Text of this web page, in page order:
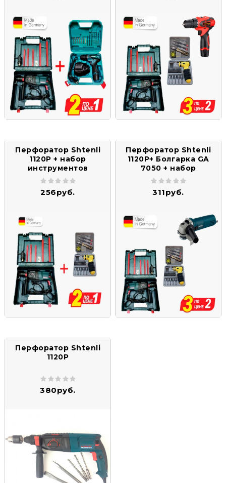
Перфоратор Shtenli
1120P + набор
инструментов
256руб.
Перфоратор Shtenli
1120P+ Болгарка GA
7050 + набор
инструментов
311руб.
Перфоратор Shtenli
1120P
380руб.